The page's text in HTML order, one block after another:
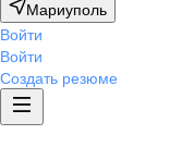
Мариуполь
Войти
Войти
Создать резюме